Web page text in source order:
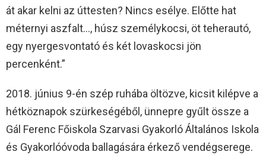
át akar kelni az úttesten? Nincs esélye. Előtte hat
méternyi aszfalt…, húsz személykocsi, öt teherautó,
egy nyergesvontató és két lovaskocsi jön
percenként.”
2018. június 9-én szép ruhába öltözve, kicsit kilépve a
hétköznapok szürkeségéből, ünnepre gyűlt össze a
Gál Ferenc Főiskola Szarvasi Gyakorló Általános Iskola
és Gyakorlóóvoda ballagására érkező vendégserege.